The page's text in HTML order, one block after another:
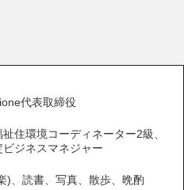
代表取締役
住環境コーディネーター2級、
ジネスマネジャー
)、読書、写真、散歩、晩酌